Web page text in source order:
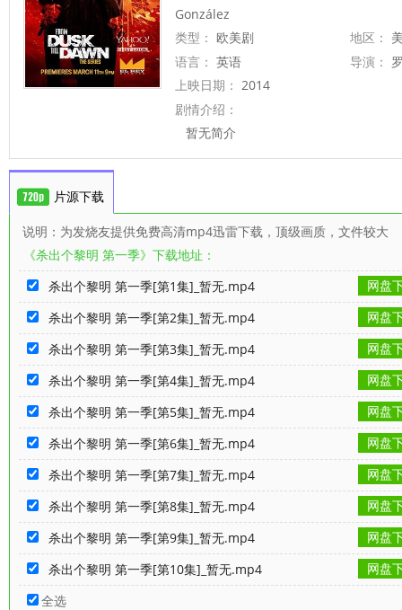
González
类型： 欧美剧 地区：
语言： 英语 导演：
上映日期： 2014
剧情介绍：
暂无简介
片源下载
说明：为发烧友提供免费高清mp4迅雷下载，顶级画质，文件较大
《杀出个黎明 第一季》下载地址：
杀出个黎明 第一季[第1集]_暂无.mp4
网盘
杀出个黎明 第一季[第2集]_暂无.mp4
网盘
杀出个黎明 第一季[第3集]_暂无.mp4
网盘
杀出个黎明 第一季[第4集]_暂无.mp4
网盘
杀出个黎明 第一季[第5集]_暂无.mp4
网盘
杀出个黎明 第一季[第6集]_暂无.mp4
网盘
杀出个黎明 第一季[第7集]_暂无.mp4
网盘
杀出个黎明 第一季[第8集]_暂无.mp4
网盘
杀出个黎明 第一季[第9集]_暂无.mp4
网盘
杀出个黎明 第一季[第10集]_暂无.mp4
网盘
全选